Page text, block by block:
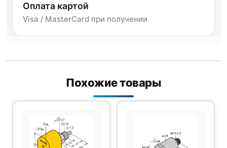
Оплата картой
Visa / MasterCard при получении
Похожие товары